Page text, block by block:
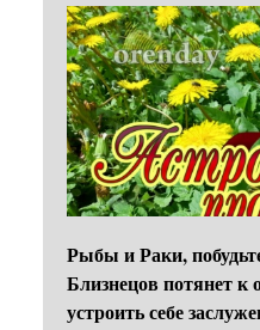
Рыбы и Раки,
Близнецов потянет
устроить себе